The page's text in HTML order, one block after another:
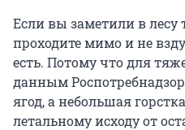
Если вы заметили в лесу
проходите мимо и не
есть. Потому что для
данным
ягод, а небольшая
летальному исходу от